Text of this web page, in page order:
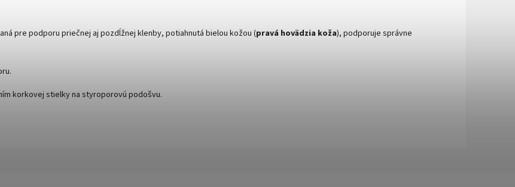
pre podporu priečnej aj pozdĺžnej klenby, potiahnutá bielou kožou (pravá hovädzia koža), podporuje správne
korkovej stielky na styroporovú podošvu.